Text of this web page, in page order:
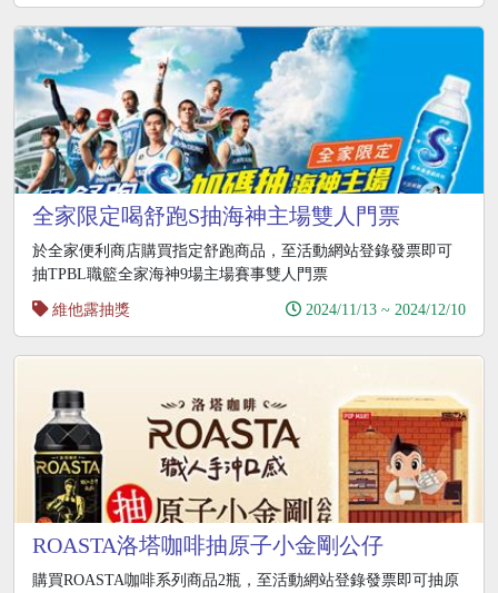
全家限定喝舒跑S抽海神主場雙人門票
於全家便利商店購買指定舒跑商品，至活動網站登錄發票即可
抽TPBL職籃全家海神9場主場賽事雙人門票
維他露抽獎
2024/11/13 ~ 2024/12/10
ROASTA洛塔咖啡抽原子小金剛公仔
購買ROASTA咖啡系列商品2瓶，至活動網站登錄發票即可抽原